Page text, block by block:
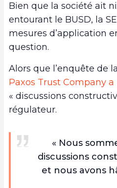
Bien que la société ait
entourant le BUSD, la
mesures d’application
question.
Alors que l’enquête de
Paxos Trust Company a
« discussions
régulateur.
« Nous
discussions
et nous avons